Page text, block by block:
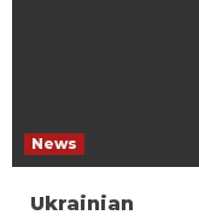
News
Ukrainian